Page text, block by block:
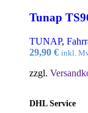
Tunap
TUNAP,
29,90 € inkl.
zzgl.
DHL Service